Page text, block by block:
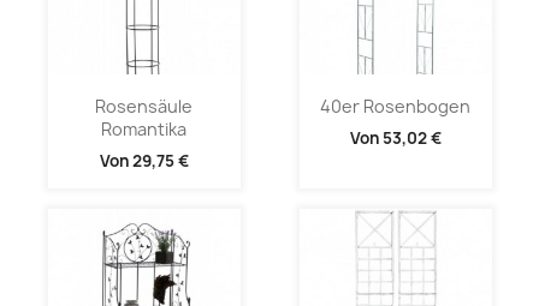
Rosensäule
Romantika
Von29,75 €
40er Rosenbogen
Von 53,02 €